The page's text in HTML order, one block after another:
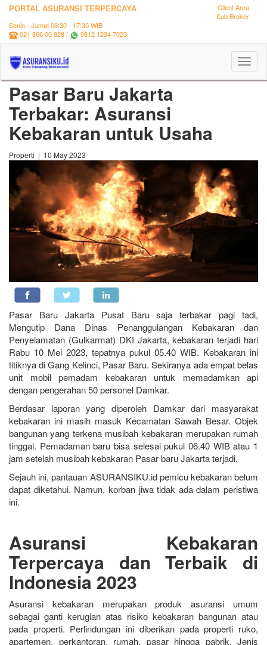
PORTAL ASURANSI TERPERCAYA
Client Area
Sub Broker
Senin - Jumat 08:30 - 17:30 WIB
021 806 00 828 /
0812 1234 7023
Pasar Baru Jakarta
Terbakar: Asuransi
Kebakaran untuk Usaha
Properti | 10 May 2023
Pasar Baru Jakarta Pusat Baru saja terbakar pagi tadi,
Mengutip Dana Dinas Penanggulangan Kebakaran dan
Penyelamatan (Gulkarmat) DKI Jakarta, kebakaran terjadi hari
Rabu 10 Mei 2023, tepatnya pukul 05.40 WIB. Kebakaran ini
titiknya di Gang Kelinci, Pasar Baru. Sekiranya ada empat belas
unit mobil pemadam kebakaran untuk memadamkan api
dengan pengerahan 50 personel Damkar.
Berdasar laporan yang diperoleh Damkar dari masyarakat
kebakaran ini masih masuk Kecamatan Sawah Besar. Objek
bangunan yang terkena musibah kebakaran merupakan rumah
tinggal. Pemadaman baru bisa selesai pukul 06.40 WIB atau 1
jam setelah musibah kebakaran Pasar baru Jakarta terjadi.
Sejauh ini, pantauan ASURANSIKU.id pemicu kebakaran belum
dapat diketahui. Namun, korban jiwa tidak ada dalam peristiwa
ini.
Asuransi Kebakaran
Terpercaya dan Terbaik di
Indonesia 2023
Asuransi kebakaran merupakan produk asuransi umum
sebagai ganti kerugian atas risiko kebakaran bangunan atau
pada properti. Perlindungan ini diberikan pada properti ruko,
apartemen, perkantoran. rumah, pasar hingga pabrik. Jenis